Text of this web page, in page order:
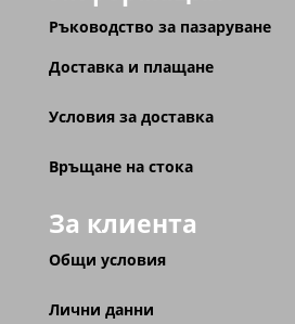
Ръководство за пазаруване
Доставка и плащане
Условия за доставка
Връщане на стока
За клиента
Общи условия
Лични данни